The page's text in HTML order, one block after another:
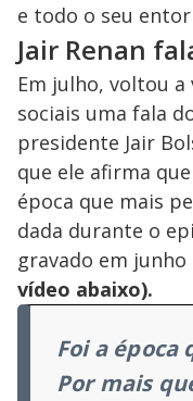
e todo o seu
Jair Renan
Em julho, voltou
sociais uma fala
presidente Jair
que ele afirma
época que mais
dada durante o
gravado em
vídeo abaixo).
Foi a época
Por mais